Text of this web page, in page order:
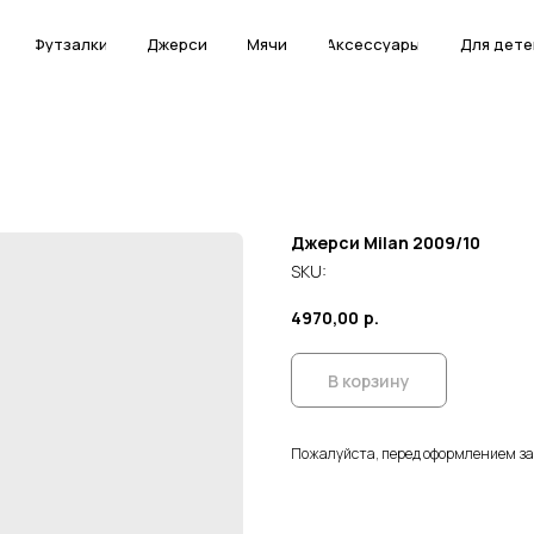
Аксессуары Для
Джерси Мячи
Футзалки Аксессуары Для
Джерси Мячи
Футзалки
Джерси Milan 2009/10
SKU:
4970,00 р.
В корзину
Пожалуйста, перед оформлением